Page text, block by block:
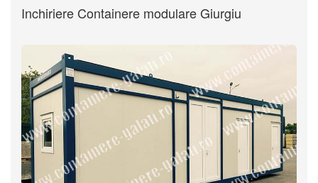
Inchiriere Containere modulare Giurgiu